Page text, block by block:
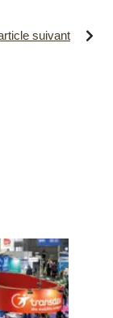
suivant